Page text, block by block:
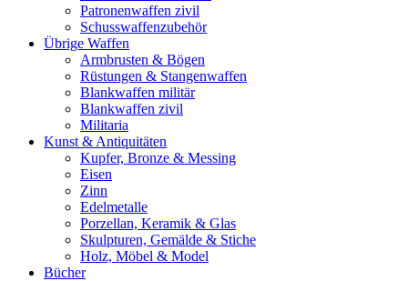
Patronenwaffen zivil
Schusswaffenzubehör
Übrige Waffen
Armbrusten & Bögen
Rüstungen & Stangenwaffen
Blankwaffen militär
Blankwaffen zivil
Militaria
Kunst & Antiquitäten
Kupfer, Bronze & Messing
Eisen
Zinn
Edelmetalle
Porzellan, Keramik & Glas
Skulpturen, Gemälde & Stiche
Holz, Möbel & Model
Bücher